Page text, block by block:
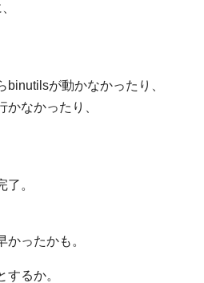
が動かなかったり、
かなかったり、
。
ったかも。
るか。